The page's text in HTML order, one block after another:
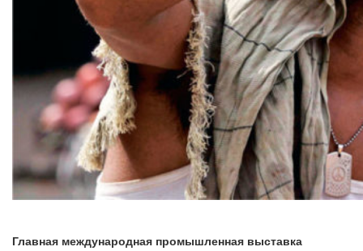
Главная международная промышленная выставка